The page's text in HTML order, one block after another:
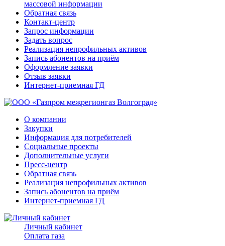
массовой информации
Обратная связь
Контакт-центр
Запрос информации
Задать вопрос
Реализация непрофильных активов
Запись абонентов на приём
Оформление заявки
Отзыв заявки
Интернет-приемная ГД
О компании
Закупки
Информация для потребителей
Социальные проекты
Дополнительные услуги
Пресс-центр
Обратная связь
Реализация непрофильных активов
Запись абонентов на приём
Интернет-приемная ГД
Личный кабинет
Оплата газа